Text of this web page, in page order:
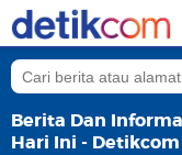
Berita Dan
Hari Ini - Detikcom